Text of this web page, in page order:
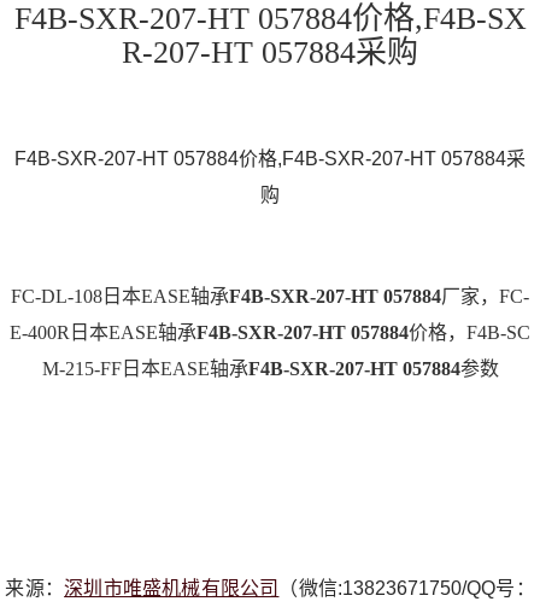
F4B-SXR-207-HT 057884价格,F4B-SX
R-207-HT 057884采购
F4B-SXR-207-HT 057884价格,F4B-SXR-207-HT 057884采
购
FC-DL-108日本EASE轴承F4B-SXR-207-HT 057884厂家，FC-
E-400R日本EASE轴承F4B-SXR-207-HT 057884价格，F4B-SC
M-215-FF日本EASE轴承F4B-SXR-207-HT 057884参数
来源：深圳市唯盛机械有限公司
（微信:13823671750/QQ号：